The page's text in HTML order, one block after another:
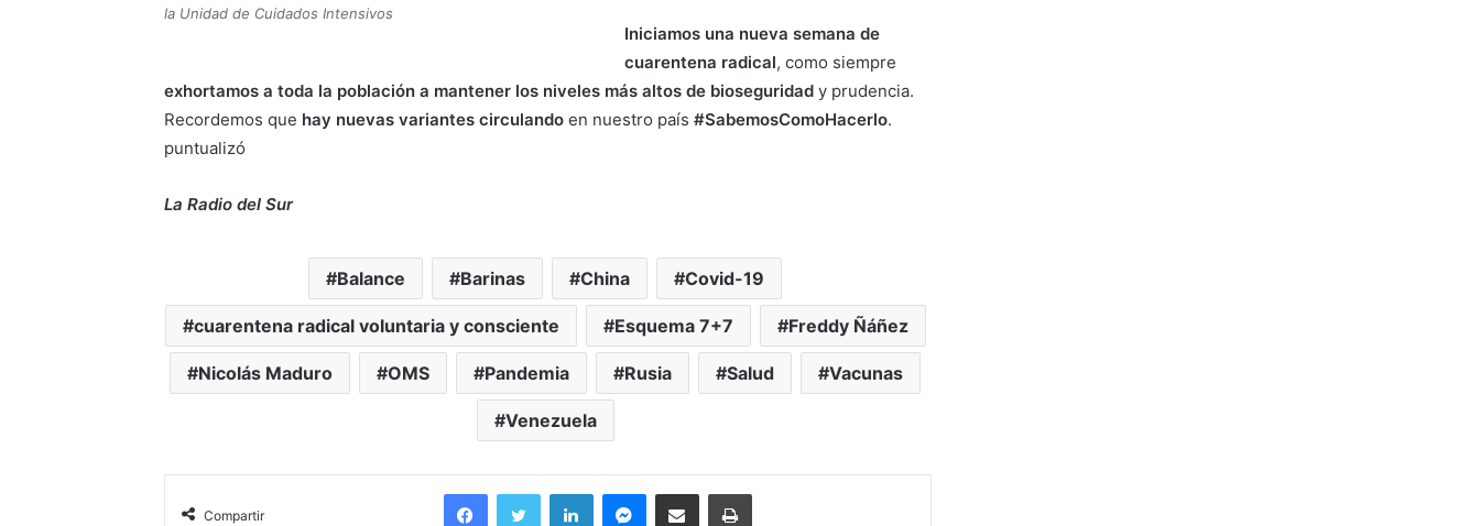
la Unidad de Cuidados Intensivos
Iniciamos una nueva semana de
cuarentena radical, como siempre
exhortamos a toda la población a mantener los niveles más altos de bioseguridad y prudencia.
Recordemos que hay nuevas variantes circulando en nuestro país#SabemosComoHacerlo.
puntualizó
La Radio del Sur
Balance Barinas China Covid-19
cuarentena radical voluntaria y consciente Esquema 7+7 Freddy Ñáñez
Nicolás Maduro OMS Pandemia Rusia Salud Vacunas
Venezuela
Compartir
FacebookTwitter LinkedInMessengerCompartir por correo electrónicoImprimir